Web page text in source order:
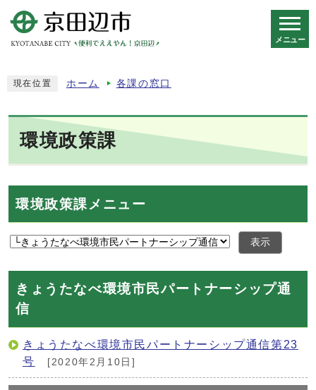
メニュー
現在位置 ホーム 各課の窓口
環境政策課
環境政策課メニュー
表示
きょうたなべ環境市民パートナーシップ通
信
きょうたなべ環境市民パートナーシップ通信第23
号
[2020年2月10日]